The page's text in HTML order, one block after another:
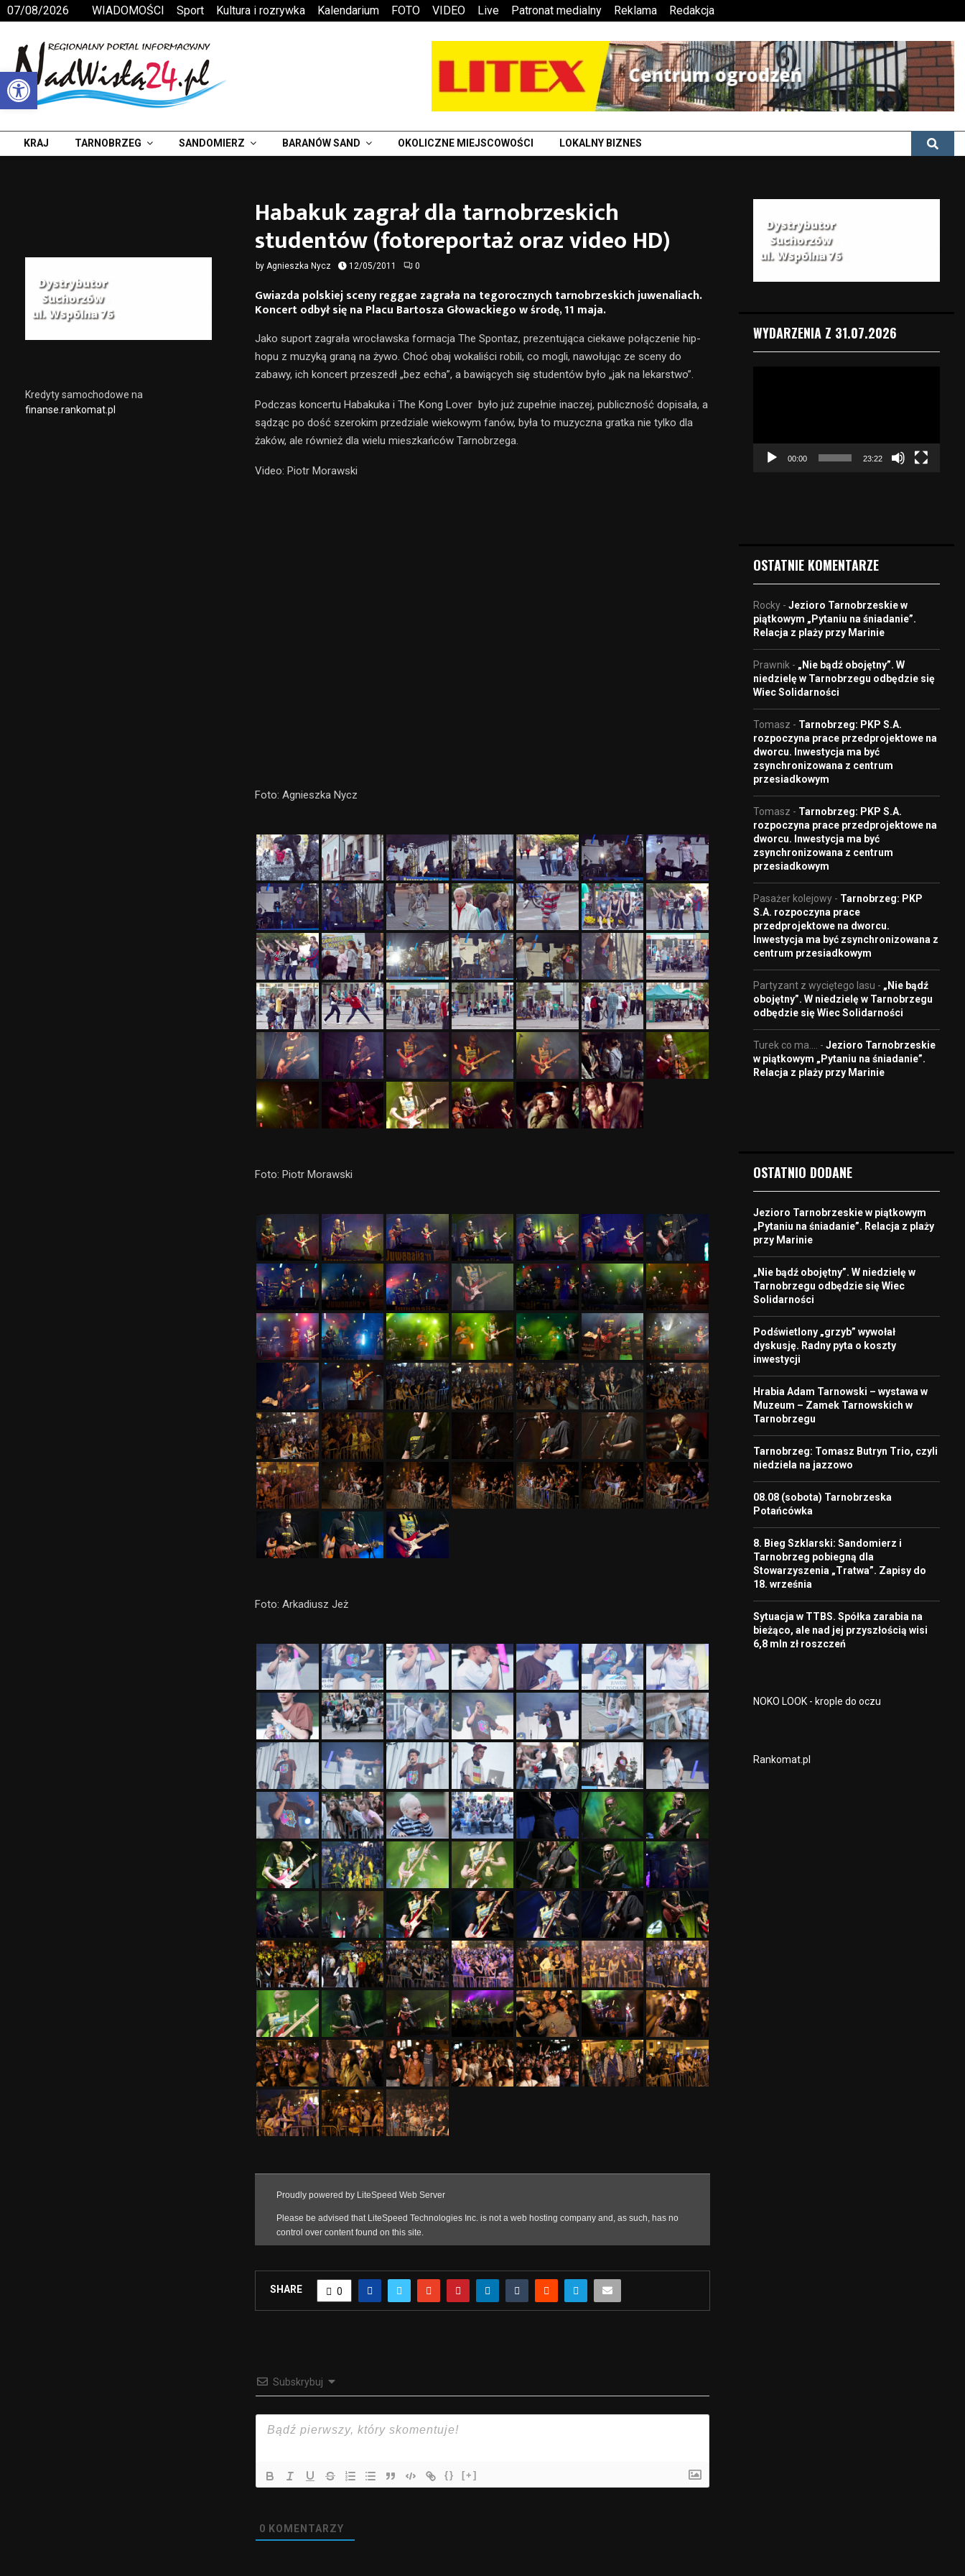
Otwórz pasek narzędzi
07/08/2026 WIADOMOŚCI Sport Kultura i rozrywka Kalendarium FOTO VIDEO Live Patronat medialny Reklama Redakcja
KRAJ TARNOBRZEG SANDOMIERZ BARANÓW SAND OKOLICZNE MIEJSCOWOŚCI LOKALNY BIZNES
Habakuk zagrał dla tarnobrzeskich
studentów (fotoreportaż oraz video HD)
by Agnieszka Nycz 12/05/2011 0
Gwiazda polskiej sceny reggae zagrała na tegorocznych tarnobrzeskich juwenaliach.
Koncert odbył się na Placu Bartosza Głowackiego w środę, 11 maja.
Jako suport zagrała wrocławska formacja The Spontaz, prezentująca ciekawe połączenie hip-
hopu z muzyką graną na żywo. Choć obaj wokaliści robili, co mogli, nawołując ze sceny do
zabawy, ich koncert przeszedł „bez echa”, a bawiących się studentów było „jak na lekarstwo”.
Podczas koncertu Habakuka i The Kong Lover było już zupełnie inaczej, publiczność dopisała, a
sądząc po dość szerokim przedziale wiekowym fanów, była to muzyczna gratka nie tylko dla
żaków, ale również dla wielu mieszkańców Tarnobrzega.
Video: Piotr Morawski
Foto: Agnieszka Nycz
Foto: Piotr Morawski
Foto: Arkadiusz Jeż
SHARE 0
Subskrybuj
{} [+]
0 KOMENTARZY
Kredyty samochodowe na
finanse.rankomat.pl
WYDARZENIA Z 31.07.2026
e
o
00:00 23:22
OSTATNIE KOMENTARZE
Rocky - Jezioro Tarnobrzeskie w
piątkowym „Pytaniu na śniadanie”.
Relacja z plaży przy Marinie
Prawnik - „Nie bądź obojętny”. W
niedzielę w Tarnobrzegu odbędzie się
Wiec Solidarności
Tomasz - Tarnobrzeg: PKP S.A.
rozpoczyna prace przedprojektowe na
dworcu. Inwestycja ma być
zsynchronizowana z centrum
przesiadkowym
Tomasz - Tarnobrzeg: PKP S.A.
rozpoczyna prace przedprojektowe na
dworcu. Inwestycja ma być
zsynchronizowana z centrum
przesiadkowym
Pasażer kolejowy - Tarnobrzeg: PKP
S.A. rozpoczyna prace
przedprojektowe na dworcu.
Inwestycja ma być zsynchronizowana z
centrum przesiadkowym
Partyzant z wyciętego lasu - „Nie bądź
obojętny”. W niedzielę w Tarnobrzegu
odbędzie się Wiec Solidarności
Turek co ma.... - Jezioro Tarnobrzeskie
w piątkowym „Pytaniu na śniadanie”.
Relacja z plaży przy Marinie
OSTATNIO DODANE
Jezioro Tarnobrzeskie w piątkowym
„Pytaniu na śniadanie”. Relacja z plaży
przy Marinie
„Nie bądź obojętny”. W niedzielę w
Tarnobrzegu odbędzie się Wiec
Solidarności
Podświetlony „grzyb” wywołał
dyskusję. Radny pyta o koszty
inwestycji
Hrabia Adam Tarnowski – wystawa w
Muzeum – Zamek Tarnowskich w
Tarnobrzegu
Tarnobrzeg: Tomasz Butryn Trio, czyli
niedziela na jazzowo
08.08 (sobota) Tarnobrzeska
Potańcówka
8. Bieg Szklarski: Sandomierz i
Tarnobrzeg pobiegną dla
Stowarzyszenia „Tratwa”. Zapisy do
18. września
Sytuacja w TTBS. Spółka zarabia na
bieżąco, ale nad jej przyszłością wisi
6,8 mln zł roszczeń
NOKO LOOK - krople do oczu
Rankomat.pl